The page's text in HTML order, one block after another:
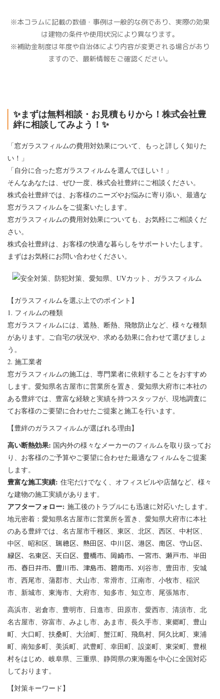
※本コラムに記載の数値・事例は一般的な例であり、実際の効果
は建物の条件や使用状況により異なります。
※補助金制度は年度や自治体により内容が変更される場合があり
ますので、最新情報をご確認ください。
✨まずは無料相談・お見積もりから！株式会社豊
絆に相談してみよう！✨
「窓ガラスフィルムの費用対効果について、もっと詳しく知りた
い！」
「自分に合った窓ガラスフィルムを選んでほしい！」
そんなあなたは、ぜひ一度、株式会社豊絆にご相談ください。
株式会社豊絆では、お客様のニーズやお悩みに寄り添い、最適な
窓ガラスフィルムをご提案いたします。
窓ガラスフィルムの費用対効果についても、お気軽にご相談くだ
さい。
株式会社豊絆は、お客様の快適な暮らしをサポートいたします。
まずはお気軽にお問い合わせください。
【ガラスフィルムを選ぶ上でのポイント】
1. フィルムの種類
窓ガラスフィルムには、遮熱、断熱、飛散防止など、様々な種類
があります。ご自宅の状況や、求める効果に合わせて選びましょ
う。
2. 施工業者
窓ガラスフィルムの施工は、専門業者に依頼することをおすすめ
します。愛知県名古屋市に営業所を置き、愛知県大府市に本社の
ある豊絆では、豊富な経験と実績を持つスタッフが、現地調査に
てお客様のご要望に合わせたご提案と施工を行います。
【豊絆のガラスフィルムが選ばれる理由】
高い断熱効果: 国内外の様々なメーカーのフィルムを取り扱ってお
り、お客様のご予算やご要望に合わせた最適なフィルムをご提案
します。
豊富な施工実績: 住宅だけでなく、オフィスビルや店舗など、様々
な建物の施工実績があります。
アフターフォロー: 施工後のトラブルにも迅速に対応いたします。
地元密着： 愛知県名古屋市に営業所を置き、愛知県大府市に本社
のある豊絆では、 名古屋市千種区、東区、北区、西区、中村区、
中区、昭和区、 瑞穂区、熱田区、中川区、港区、南区、守山区、
緑区、名東区、天白区、 豊橋市、 岡崎市、 一宮市、 瀬戸市、 半田
市、 春日井市、 豊川市、 津島市、 碧南市、 刈谷市、 豊田市、 安城
市、 西尾市、 蒲郡市、 犬山市、 常滑市、 江南市、 小牧市、 稲沢
市、 新城市、 東海市、 大府市、 知多市、 知立市、尾張旭市、
高浜市、岩倉市、豊明市、日進市、田原市、愛西市、清須市、北
名古屋市、弥富市、みよし市、あま市、長久手市、東郷町、豊山
町、大口町、扶桑町、大治町、蟹江町、飛島村、阿久比町、東浦
町、南知多町、美浜町、武豊町、幸田町、設楽町、東栄町、豊根
村をはじめ、 岐阜県、 三重県、 静岡県の東海圏を中心に全国対応
しております。
【対策キーワード】